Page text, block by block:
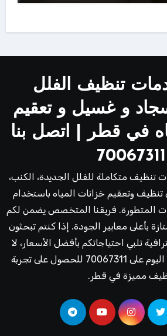
تنظيف الفلل
و غسيل و تعقيم
في قطر | اتصل بنا
70067311
تنظيف متكاملة للفلل الجديدة، الكنب،
تنظيف وتعقيم خزانات المياه باستخدام
المتطورة. فريقنا المتخصص يضمن لكم
بأعلى معايير الجودة. إذا كنتم تبحثون
تلبي احتياجاتكم بأفضل الأسعار، لا
تترددوا في الاتصال بنا اليوم على 70067311 للحصول على تجربة
مميزة في قطر.